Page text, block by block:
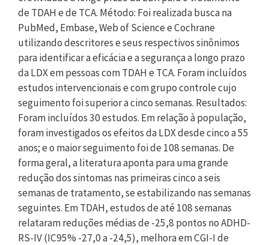
de TDAH e de TCA. Método: Foi realizada busca na
PubMed, Embase, Web of Science e Cochrane
utilizando descritores e seus respectivos sinônimos
para identificar a eficácia e a segurança a longo prazo
da LDX em pessoas com TDAH e TCA. Foram incluídos
estudos intervencionais e com grupo controle cujo
seguimento foi superior a cinco semanas. Resultados:
Foram incluídos 30 estudos. Em relação à população,
foram investigados os efeitos da LDX desde cinco a 55
anos; e o maior seguimento foi de 108 semanas. De
forma geral, a literatura aponta para uma grande
redução dos sintomas nas primeiras cinco a seis
semanas de tratamento, se estabilizando nas semanas
seguintes. Em TDAH, estudos de até 108 semanas
relataram reduções médias de -25,8 pontos no ADHD-
RS-IV (IC95% -27,0 a -24,5), melhora em CGI-I de